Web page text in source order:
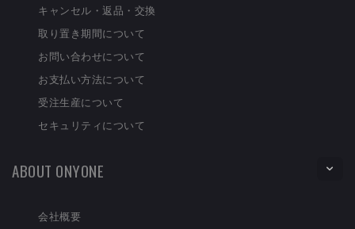
キャンセル・返品・交換
取り置き期間について
お問い合わせについて
お支払い方法について
受注生産について
セキュリティについて
ABOUT ONYONE
会社概要